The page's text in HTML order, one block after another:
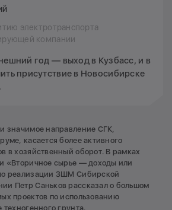
электротранспорта
компании
год — выход в Кузбасс, и в
присутствие в Новосибирске
значимое направление СГК,
касается более активного
в хозяйственный оборот. В рамках
«Вторичное сырье — доходы или
реализации ЗШМ Сибирской
Петр Саньков рассказал о большом
проектов по использованию
техногенного грунта.